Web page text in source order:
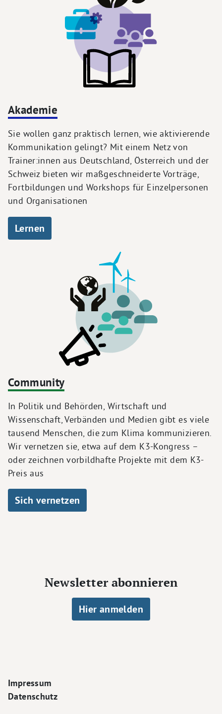
Akademie
Sie wollen ganz praktisch lernen, wie aktivierende
Kommunikation gelingt? Mit einem Netz von
Trainer:innen aus Deutschland, Österreich und der
Schweiz bieten wir maßgeschneiderte Vorträge,
Fortbildungen und Workshops für Einzelpersonen
und Organisationen
Lernen
Community
In Politik und Behörden, Wirtschaft und
Wissenschaft, Verbänden und Medien gibt es viele
tausend Menschen, die zum Klima kommunizieren.
Wir vernetzen sie, etwa auf dem K3-Kongress –
oder zeichnen vorbildhafte Projekte mit dem K3-
Preis aus
Sich vernetzen
Newsletter abonnieren
Hier anmelden
Footer Navigation
Impressum
Datenschutz